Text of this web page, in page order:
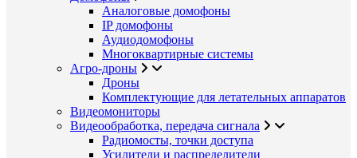
Аналоговые домофоны
IP домофоны
Аудиодомофоны
Многоквартирные системы
Агро-дроны
Дроны
Комплектующие для летательных аппаратов
Видеомониторы
Видеообработка, передача сигнала
Радиомосты, точки доступа
Усилители и распределители